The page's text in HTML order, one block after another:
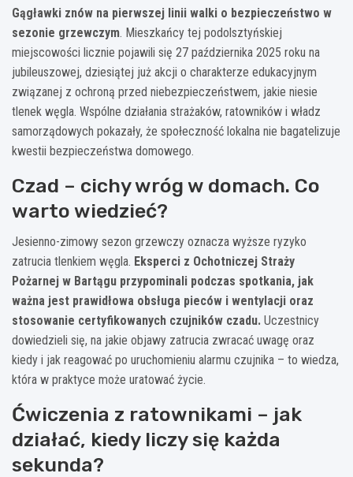
Gągławki znów na pierwszej linii walki o bezpieczeństwo w
sezonie grzewczym. Mieszkańcy tej podolsztyńskiej
miejscowości licznie pojawili się 27 października 2025 roku na
jubileuszowej, dziesiątej już akcji o charakterze edukacyjnym
związanej z ochroną przed niebezpieczeństwem, jakie niesie
tlenek węgla. Wspólne działania strażaków, ratowników i władz
samorządowych pokazały, że społeczność lokalna nie bagatelizuje
kwestii bezpieczeństwa domowego.
Czad – cichy wróg w domach. Co
warto wiedzieć?
Jesienno-zimowy sezon grzewczy oznacza wyższe ryzyko
zatrucia tlenkiem węgla. Eksperci z Ochotniczej Straży
Pożarnej w Bartągu przypominali podczas spotkania, jak
ważna jest prawidłowa obsługa pieców i wentylacji oraz
stosowanie certyfikowanych czujników czadu. Uczestnicy
dowiedzieli się, na jakie objawy zatrucia zwracać uwagę oraz
kiedy i jak reagować po uruchomieniu alarmu czujnika – to wiedza,
która w praktyce może uratować życie.
Ćwiczenia z ratownikami – jak
działać, kiedy liczy się każda
sekunda?